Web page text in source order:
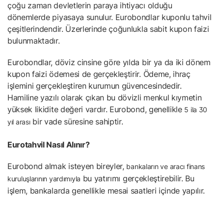
çoğu zaman devletlerin paraya ihtiyacı olduğu
dönemlerde piyasaya sunulur. Eurobondlar kuponlu tahvil
çeşitlerindendir. Üzerlerinde çoğunlukla sabit kupon faizi
bulunmaktadır.
Eurobondlar, döviz cinsine göre yılda bir ya da iki dönem
kupon faizi ödemesi de gerçekleştirir. Ödeme, ihraç
işlemini gerçekleştiren kurumun güvencesindedir.
Hamiline yazılı olarak çıkan bu dövizli menkul kıymetin
yüksek likidite değeri vardır. Eurobond, genellikle 5 ila 30
yıl arasıbir vade süresine sahiptir.
Eurotahvil Nasıl Alınır?
Eurobond almak isteyen bireyler, bankaların ve aracı finans
kuruluşlarının yardımıyla bu yatırımı gerçekleştirebilir. Bu
işlem, bankalarda genellikle mesai saatleri içinde yapılır.